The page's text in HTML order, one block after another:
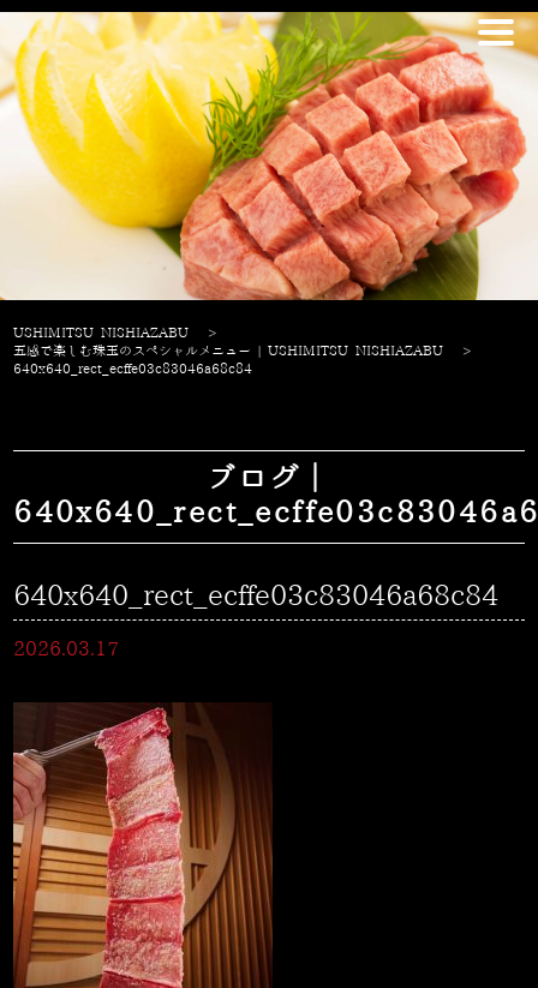
USHIMITSU NISHIAZABU
>
五感で楽しむ珠玉のスペシャルメニュー | USHIMITSU NISHIAZABU
>
640x640_rect_ecffe03c83046a68c84
ブログ｜
640x640_rect_ecffe03c83046a68c84
2026.03.17